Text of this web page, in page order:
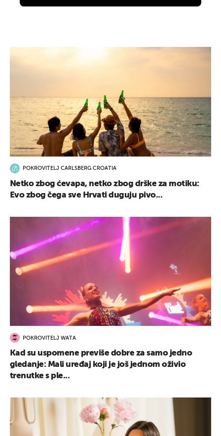
POKROVITELJ CARLSBERG CROATIA
Netko zbog ćevapa, netko zbog drške za motiku:
Evo zbog čega sve Hrvati duguju pivo...
POKROVITELJ WATA
Kad su uspomene previše dobre za samo jedno
gledanje: Mali uređaj koji je još jednom oživio
trenutke s ple...